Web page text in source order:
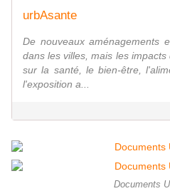
urbAsante
De nouveaux aménagements
dans les villes, mais les
sur la santé, le bien-être,
l'exposition a...
Documents